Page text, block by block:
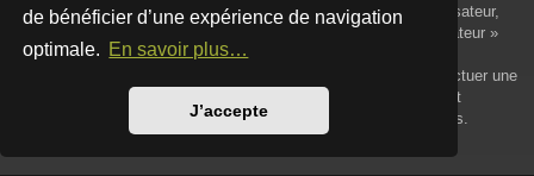
de bénéficier d’une expérience de navigation
optimale. En savoir plus…
J’accepte
« Afficher vos messages » dans le panneau de contrôle de l’utilisateur,
soit en cliquant sur le lien « Rechercher les messages de l’utilisateur »
sur la page de votre propre profil ou soit en cliquant sur le menu
« Raccourcis » situé sur la partie supérieure du forum. Pour effectuer une
recherche de vos propres sujets, utilisez la recherche avancée et
remplissez convenablement les options qui vous sont disponibles.